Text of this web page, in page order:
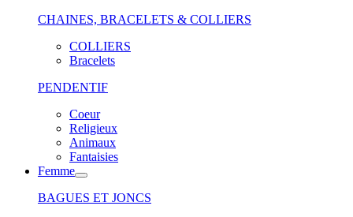
CHAINES, BRACELETS & COLLIERS
COLLIERS
Bracelets
PENDENTIF
Coeur
Religieux
Animaux
Fantaisies
Femme
BAGUES ET JONCS